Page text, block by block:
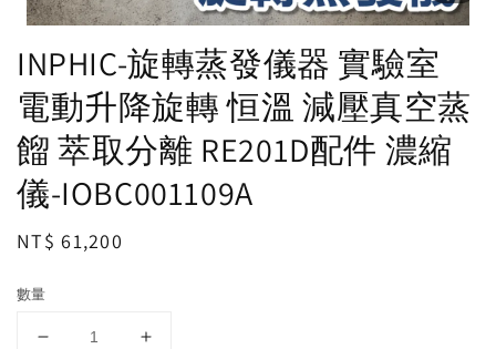
INPHIC-旋轉蒸發儀器 實驗室
電動升降旋轉 恒溫 減壓真空蒸
餾 萃取分離 RE201D配件 濃縮
儀-IOBC001109A
Regular
NT$ 61,200
數量